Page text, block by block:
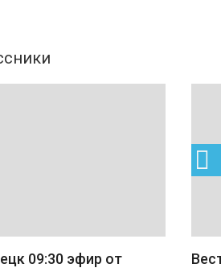
09:30 эфир от